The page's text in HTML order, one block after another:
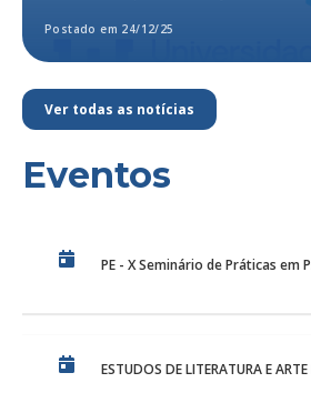
Postado em 24/12/25
Ver todas as notícias
Eventos
PE - X Seminário de Práticas em
ESTUDOS DE LITERATURA E